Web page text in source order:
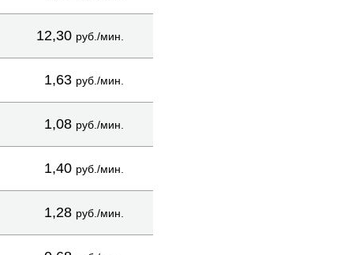
12,30 руб./мин.
1,63 руб./мин.
1,08 руб./мин.
1,40 руб./мин.
1,28 руб./мин.